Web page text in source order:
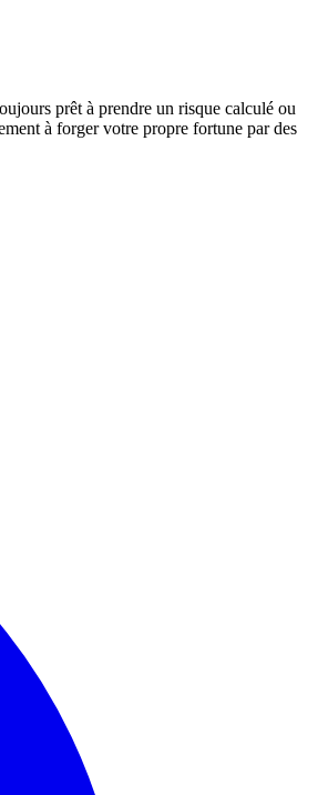
prêt à prendre un risque calculé ou
à forger votre propre fortune par des